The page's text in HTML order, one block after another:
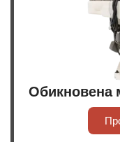
Обикновена